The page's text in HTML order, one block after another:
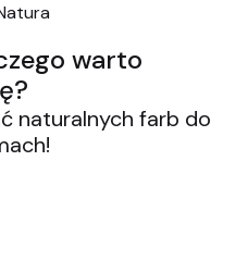
warto
naturalnych farb do